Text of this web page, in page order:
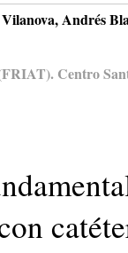
Andrés
Centro